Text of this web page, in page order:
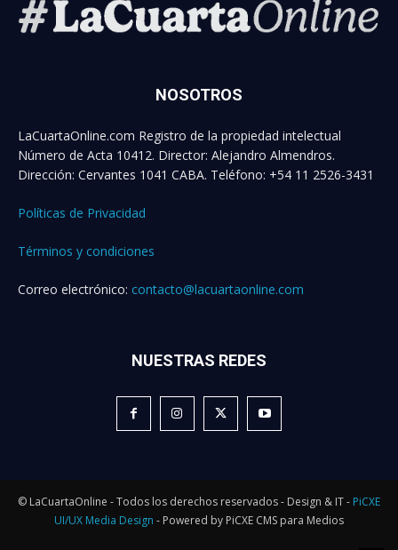
NOSOTROS
LaCuartaOnline.com Registro de la propiedad intelectual
Número de Acta 10412. Director: Alejandro Almendros.
Dirección: Cervantes 1041 CABA. Teléfono: +54 11 2526-3431
Políticas de Privacidad
Términos y condiciones
Correo electrónico: contacto@lacuartaonline.com
NUESTRAS REDES
© LaCuartaOnline - Todos los derechos reservados - Design & IT - PiCXE
UI/UX Media Design - Powered by PiCXE CMS para Medios